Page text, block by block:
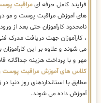
فرایند کامل حرفه ای مراقبت
های آموزش مراقبت پوست و مو در
نامحدود کارآموزان حتی بعد از
، کارآموزان جهت دریافت مدرک
می شوند و علاوه بر این
مهر و با پرداخت هزینه جداگانه
کلاس های آموزش مراقبت پوست
مطابق با استانداردهای روز دنیا
آموزش داده می شوند.